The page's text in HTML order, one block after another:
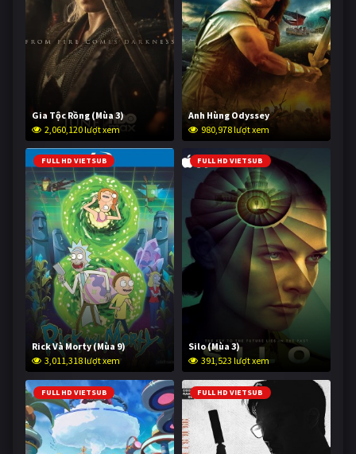
Gia Tộc Rồng (Mùa 3)
2,060,120 lượt xem
Anh Hùng Odyssey
980,978 lượt xem
FULL HD VIETSUB
Rick Và Morty (Mùa 9)
3,011,318 lượt xem
FULL HD VIETSUB
Silo (Mùa 3)
391,523 lượt xem
FULL HD VIETSUB FULL HD VIETSUB